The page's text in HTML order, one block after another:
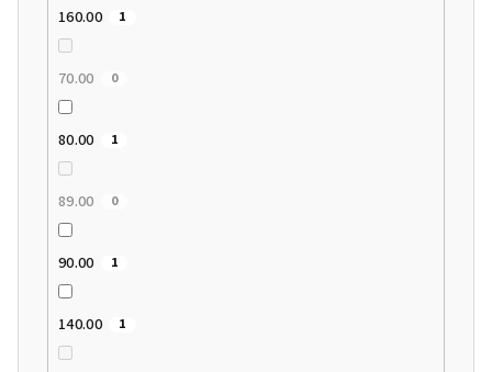
160.00 1
70.00 0
80.00 1
89.00 0
90.00 1
140.00 1